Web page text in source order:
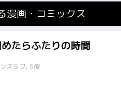
漫画・コミックス
たらふたりの時間
ズラブ, S彼